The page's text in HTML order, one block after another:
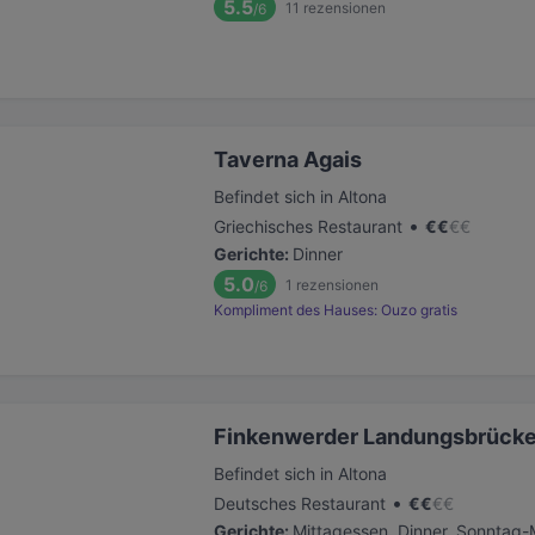
5.5/6 11 rezensionen
Taverna Agais
Befindet sich in Altona
Griechisches Restaurant • €€€€
Gerichte: Dinner
5.0/6 1 rezensionen
Kompliment des Hauses: Ouzo gratis
Finkenwerder Landungsbrücke
Befindet sich in Altona
Deutsches Restaurant • €€€€
Gerichte: Mittagessen, Dinner, Sonntag-